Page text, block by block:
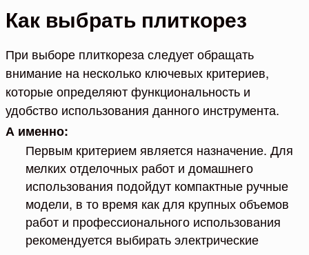
Как выбрать плиткорез
При выборе плиткореза следует обращать
внимание на несколько ключевых критериев,
которые определяют функциональность и
удобство использования данного инструмента.
А именно:
Первым критерием является назначение. Для
мелких отделочных работ и домашнего
использования подойдут компактные ручные
модели, в то время как для крупных объемов
работ и профессионального использования
рекомендуется выбирать электрические